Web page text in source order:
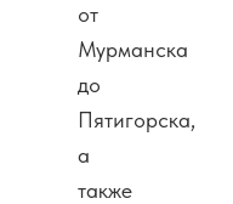
от
Мурманска
до
Пятигорска,
а
также